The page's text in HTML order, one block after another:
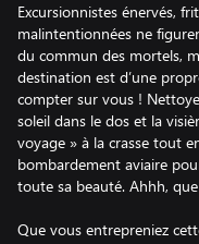
Excursionnistes énervés,
malintentionnées ne
du commun des mortels,
destination est d’une
compter sur vous !
soleil dans le dos et la
voyage » à la crasse tout
bombardement aviaire
toute sa beauté. Ahhh,
Que vous entrepreniez